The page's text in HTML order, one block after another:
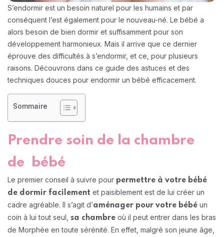
S’endormir est un besoin naturel pour les humains et par
conséquent l’est également pour le nouveau-né. Le bébé a
alors besoin de bien dormir et suffisamment pour son
développement harmonieux. Mais il arrive que ce dernier
éprouve des difficultés à s’endormir, et ce, pour plusieurs
raisons. Découvrons dans ce guide des astuces et des
techniques douces pour endormir un bébé efficacement.
Sommaire
Prendre soin de la chambre
de bébé
Le premier conseil à suivre pour permettre à votre bébé
de dormir facilement et paisiblement est de lui créer un
cadre agréable. Il s’agit d’aménager pour votre bébé un
coin à lui tout seul, sa chambre où il peut entrer dans les bras
de Morphée en toute sérénité. En effet, malgré son jeune âge,